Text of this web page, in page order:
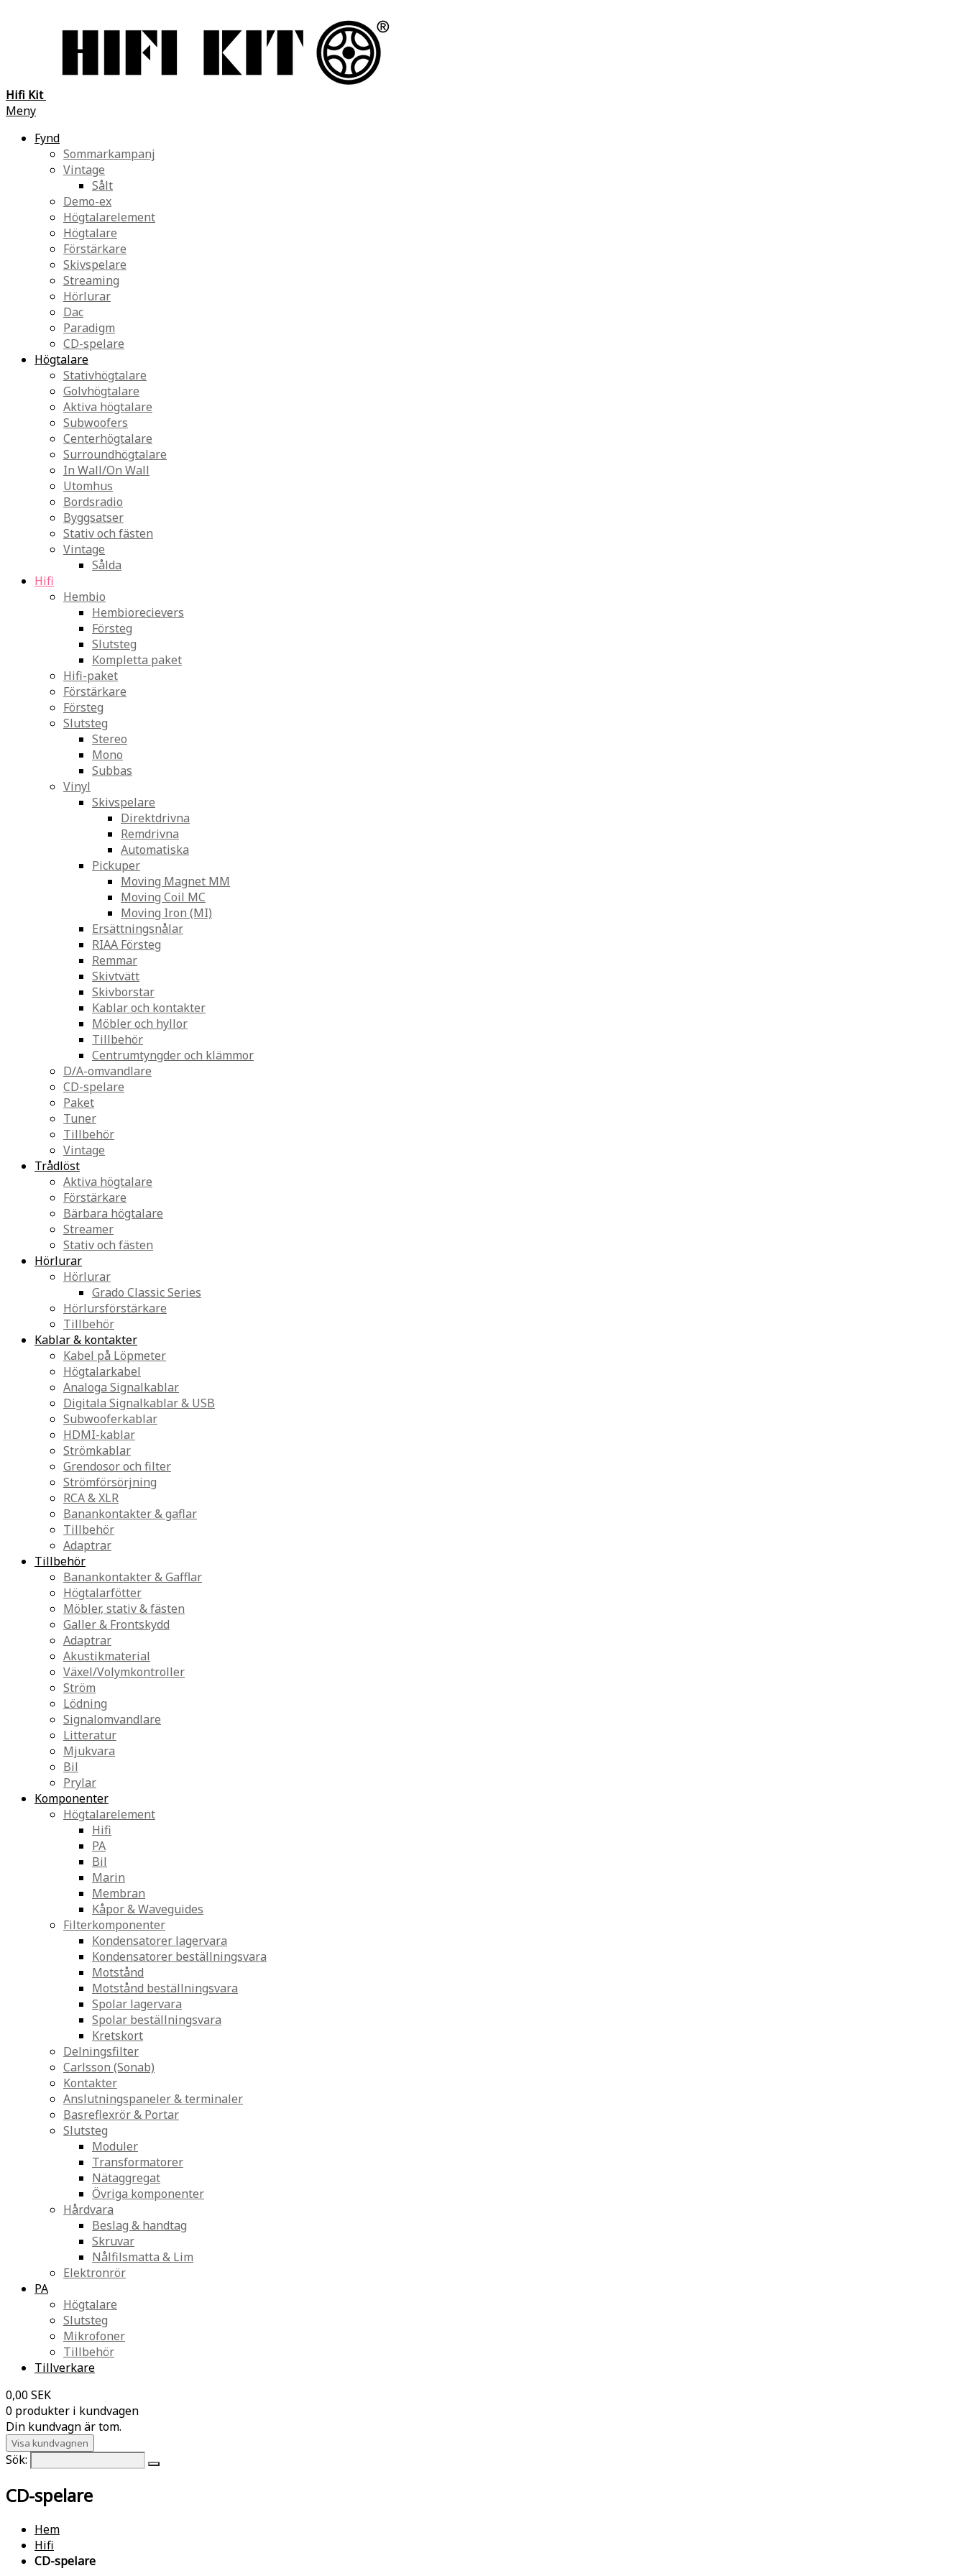
Hifi Kit
Meny
Fynd
Sommarkampanj
Vintage
Sålt
Demo-ex
Högtalarelement
Högtalare
Förstärkare
Skivspelare
Streaming
Hörlurar
Dac
Paradigm
CD-spelare
Högtalare
Stativhögtalare
Golvhögtalare
Aktiva högtalare
Subwoofers
Centerhögtalare
Surroundhögtalare
In Wall/On Wall
Utomhus
Bordsradio
Byggsatser
Stativ och fästen
Vintage
Sålda
Hifi
Hembio
Hembiorecievers
Försteg
Slutsteg
Kompletta paket
Hifi-paket
Förstärkare
Försteg
Slutsteg
Stereo
Mono
Subbas
Vinyl
Skivspelare
Direktdrivna
Remdrivna
Automatiska
Pickuper
Moving Magnet MM
Moving Coil MC
Moving Iron (MI)
Ersättningsnålar
RIAA Försteg
Remmar
Skivtvätt
Skivborstar
Kablar och kontakter
Möbler och hyllor
Tillbehör
Centrumtyngder och klämmor
D/A-omvandlare
CD-spelare
Paket
Tuner
Tillbehör
Vintage
Trådlöst
Aktiva högtalare
Förstärkare
Bärbara högtalare
Streamer
Stativ och fästen
Hörlurar
Hörlurar
Grado Classic Series
Hörlursförstärkare
Tillbehör
Kablar & kontakter
Kabel på Löpmeter
Högtalarkabel
Analoga Signalkablar
Digitala Signalkablar & USB
Subwooferkablar
HDMI-kablar
Strömkablar
Grendosor och filter
Strömförsörjning
RCA & XLR
Banankontakter & gaflar
Tillbehör
Adaptrar
Tillbehör
Banankontakter & Gafflar
Högtalarfötter
Möbler, stativ & fästen
Galler & Frontskydd
Adaptrar
Akustikmaterial
Växel/Volymkontroller
Ström
Lödning
Signalomvandlare
Litteratur
Mjukvara
Bil
Prylar
Komponenter
Högtalarelement
Hifi
PA
Bil
Marin
Membran
Kåpor & Waveguides
Filterkomponenter
Kondensatorer lagervara
Kondensatorer beställningsvara
Motstånd
Motstånd beställningsvara
Spolar lagervara
Spolar beställningsvara
Kretskort
Delningsfilter
Carlsson (Sonab)
Kontakter
Anslutningspaneler & terminaler
Basreflexrör & Portar
Slutsteg
Moduler
Transformatorer
Nätaggregat
Övriga komponenter
Hårdvara
Beslag & handtag
Skruvar
Nålfilsmatta & Lim
Elektronrör
PA
Högtalare
Slutsteg
Mikrofoner
Tillbehör
Tillverkare
0,00 SEK
0 produkter i kundvagen
Din kundvagn är tom.
Visa kundvagnen
Sök:
CD-spelare
Hem
Hifi
CD-spelare